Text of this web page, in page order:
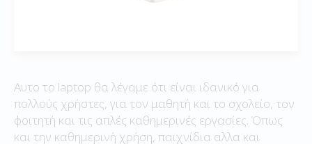
Αυτο το laptop θα λέγαμε ότι είναι ιδανικό για
πολλούς χρήστες, για τον μαθητή και το σχολείο, τον
φοιτητή και τις απλές καθημερινές εργασίες. Όπως
και την καθημερινή χρήση, παιχνίδια αλλα και